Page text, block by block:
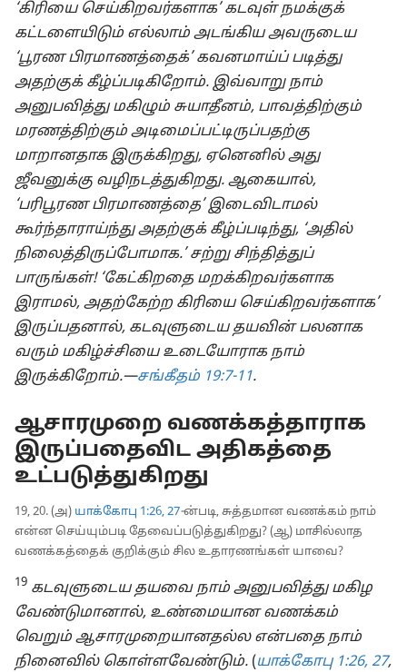
‘கிரியை செய்கிறவர்களாக’ கடவுள் நமக்குக்
கட்டளையிடும் எல்லாம் அடங்கிய அவருடைய
‘பூரண பிரமாணத்தைக்’ கவனமாய்ப் படித்து
அதற்குக் கீழ்ப்படிகிறோம். இவ்வாறு நாம்
அனுபவித்து மகிழும் சுயாதீனம், பாவத்திற்கும்
மரணத்திற்கும் அடிமைப்பட்டிருப்பதற்கு
மாறானதாக இருக்கிறது, ஏனெனில் அது
ஜீவனுக்கு வழிநடத்துகிறது. ஆகையால்,
‘பரிபூரண பிரமாணத்தை’ இடைவிடாமல்
கூர்ந்தாராய்ந்து அதற்குக் கீழ்ப்படிந்து, ‘அதில்
நிலைத்திருப்போமாக.’ சற்று சிந்தித்துப்
பாருங்கள்! ‘கேட்கிறதை மறக்கிறவர்களாக
இராமல், அதற்கேற்ற கிரியை செய்கிறவர்களாக’
இருப்பதனால், கடவுளுடைய தயவின் பலனாக
வரும் மகிழ்ச்சியை உடையோராக நாம்
இருக்கிறோம்.—சங்கீதம் 19:7-11.
ஆசாரமுறை வணக்கத்தாராக
இருப்பதைவிட அதிகத்தை
உட்படுத்துகிறது
19, 20. (அ) யாக்கோபு 1:26, 27-ன்படி, சுத்தமான வணக்கம் நாம்
என்ன செய்யும்படி தேவைப்படுத்துகிறது? (ஆ) மாசில்லாத
வணக்கத்தைக் குறிக்கும் சில உதாரணங்கள் யாவை?
19 கடவுளுடைய தயவை நாம் அனுபவித்து மகிழ
வேண்டுமானால், உண்மையான வணக்கம்
வெறும் ஆசாரமுறையானதல்ல என்பதை நாம்
நினைவில் கொள்ளவேண்டும். (யாக்கோபு 1:26, 27,